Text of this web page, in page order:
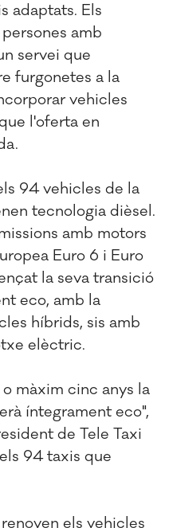
adaptats. Els
amb
servei que
furgonetes a la
vehicles
l'oferta en
94 vehicles de la
tecnologia dièsel.
amb motors
Euro 6 i Euro
la seva transició
eco, amb la
híbrids, sis amb
elèctric.
màxim cinc anys la
íntegrament eco",
de Tele Taxi
94 taxis que
els vehicles